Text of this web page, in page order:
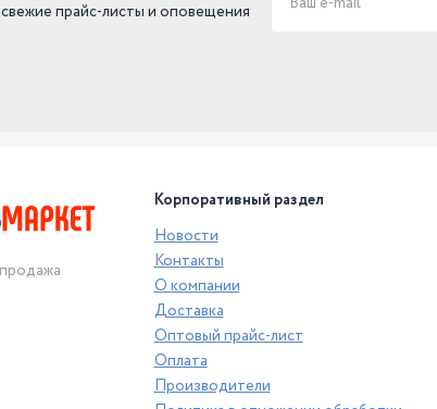
прайс-листы и оповещения
Корпоративный раздел
Новости
Контакты
О компании
Доставка
Оптовый прайс-лист
Оплата
Производители